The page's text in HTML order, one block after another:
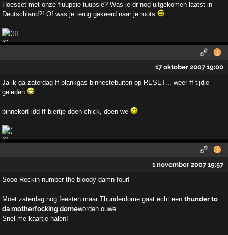
Hoesset met onze fluupsie tuupsie? Was je dr nog uitgekomen laatst in
Deutschland?! Of was je terug gekeerd naar je roots
!!!
17 oktober 2007 19:00
Ja ik ga zaterdag ff plankgas binnestebuiten op RESET... weer ff tijdje
geleden
binnekort idd ff biertje doen chick, doen we
1 november 2007 19:57
Sooo Reckin number the bloody damn four!
Moet zaterdag nog feesten maar Thunderdome gaat echt een thunder to
da motherfocking domeworden ouwe...
Snel me kaartje halen!